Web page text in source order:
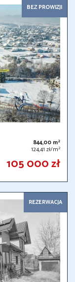
BEZ PROWIZJI
844,00 m2
124,41 zł/m2
105 000 zł
REZERWACJA